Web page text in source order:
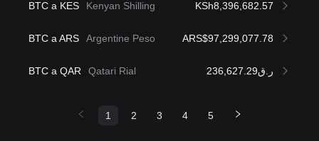
BTC a KES Kenyan Shilling KSh8,396,682.57
BTC a ARS Argentine Peso ARS$97,299,077.78
BTC a QAR Qatari Rial ر.ق236,627.29
1 2 3 4 5